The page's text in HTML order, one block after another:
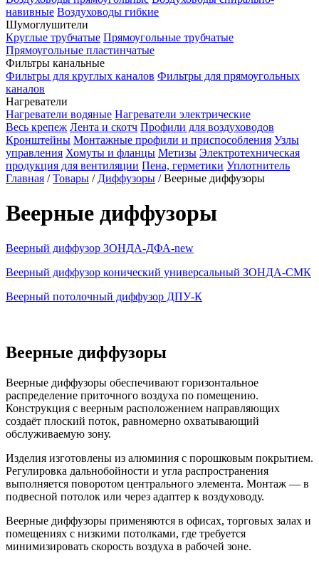
навивные Воздуховоды гибкие
Шумоглушители
Круглые трубчатые Прямоугольные трубчатые
Прямоугольные пластинчатые
Фильтры канальные
Фильтры для круглых каналов Фильтры для прямоугольных
каналов
Нагреватели
Нагреватели водяные Нагреватели электрические
Весь крепеж Лента и скотч Профили для воздуховодов
Кронштейны Монтажные профили и приспособления Узлы
управления Хомуты и фланцы Метизы Электротехническая
продукция для вентиляции Пена, герметики Уплотнитель
Главная /Товары / Диффузоры /Веерные диффузоры
Веерные диффузоры
Веерный диффузор ЗОНДА-ДФА-new
Веерный диффузор конический универсальный ЗОНДА-СМК
Веерный потолочный диффузор ДПУ-К
Веерные диффузоры
Веерные диффузоры обеспечивают горизонтальное
распределение приточного воздуха по помещению.
Конструкция с веерным расположением направляющих
создаёт плоский поток, равномерно охватывающий
обслуживаемую зону.
Изделия изготовлены из алюминия с порошковым покрытием.
Регулировка дальнобойности и угла распространения
выполняется поворотом центрального элемента. Монтаж — в
подвесной потолок или через адаптер к воздуховоду.
Веерные диффузоры применяются в офисах, торговых залах и
помещениях с низкими потолками, где требуется
минимизировать скорость воздуха в рабочей зоне.